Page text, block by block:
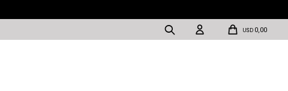
USD 0,00